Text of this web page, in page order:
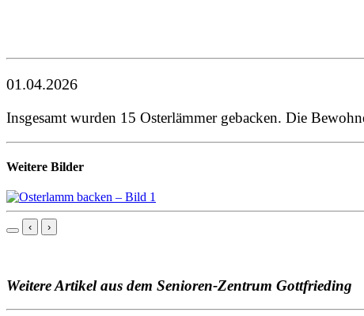
01.04.2026
Insgesamt wurden 15 Osterlämmer gebacken. Die
Weitere Bilder
‹ ›
Weitere Artikel aus dem Senioren-Zentrum Gottfrieding